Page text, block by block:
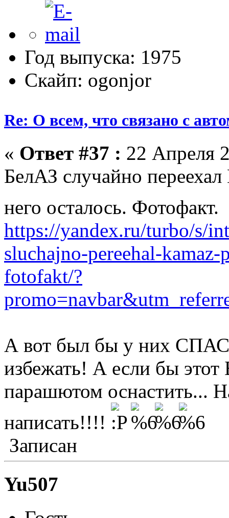
Год выпуска: 1975
Скайп: ogonjor
Re: О всем, что связано с
« Ответ #37 : 22 Апреля
БелАЗ случайно
него осталось. Фотофакт.
https://yandex.ru/turbo/s/
sluchajno-pereehal-
fotofakt/?
А вот был бы у них
избежать! А если бы
парашютом оснастить...
написать!!!!
Записан
Yu507